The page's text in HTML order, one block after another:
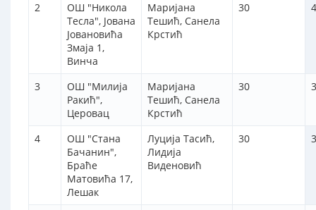
2
ОШ "Никола
Тесла", Јована
Јовановића
Змаја 1,
Винча
Маријана
Тешић, Санела
Крстић
30 4
3
ОШ "Милија
Ракић",
Церовац
Маријана
Тешић, Санела
Крстић
30
4
ОШ "Стана
Бачанин",
Браће
Матовића 17,
Лешак
Луција Тасић,
Лидија
Виденовић
30